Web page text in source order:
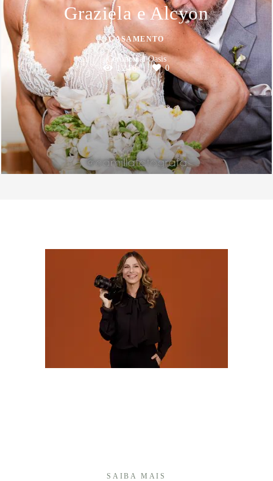
Graziela e Alcyon
CASAMENTO
Cerimonial Oasis
1246
0
SAIBA MAIS